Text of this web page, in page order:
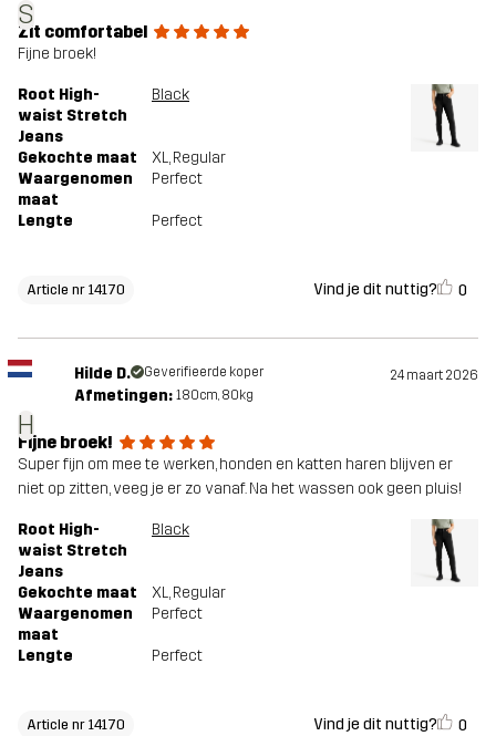
S
Zit comfortabel
Fijne broek!
Root High-
waist Stretch
Jeans
Black
Gekochte maat XL, Regular
Waargenomen
maat
Perfect
Lengte Perfect
Article nr 14170 Vind je dit nuttig? 0
H
Hilde D. Geverifieerde koper 24 maart 2026
Afmetingen: 180cm, 80kg
Fijne broek!
Super fijn om mee te werken, honden en katten haren blijven er
niet op zitten, veeg je er zo vanaf. Na het wassen ook geen pluis!
Root High-
waist Stretch
Jeans
Black
Gekochte maat XL, Regular
Waargenomen
maat
Perfect
Lengte Perfect
Article nr 14170 Vind je dit nuttig? 0